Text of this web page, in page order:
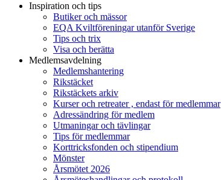
Inspiration och tips
Butiker och mässor
EQA Kviltföreningar utanför Sverige
Tips och trix
Visa och berätta
Medlemsavdelning
Medlemshantering
Rikstäcket
Rikstäckets arkiv
Kurser och retreater , endast för medlemmar
Adressändring för medlem
Utmaningar och tävlingar
Tips för medlemmar
Korttricksfonden och stipendium
Mönster
Årsmötet 2026